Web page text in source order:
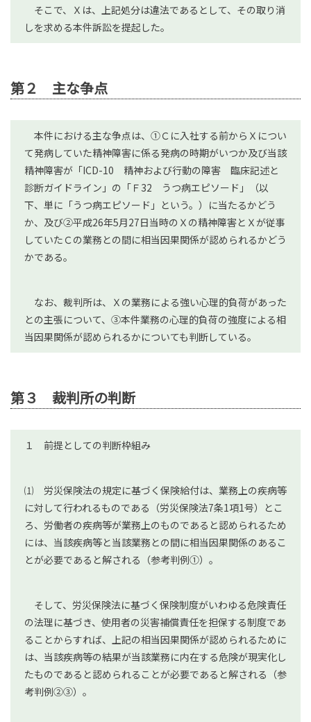
そこで、Ｘは、上記処分は違法であるとして、その取り消
しを求める本件訴訟を提起した。
第２ 主な争点
本件における主な争点は、①Ｃに入社する前からＸについ
て発病していた精神障害に係る発病の時期がいつか及び当該
精神障害が「ICD-10 精神および行動の障害 臨床記述と
診断ガイドライン」の「Ｆ32 うつ病エピソード」（以
下、単に「うつ病エピソード」という。）に当たるかどう
か、及び②平成26年5月27日当時のＸの精神障害とＸが従事
していたＣの業務との間に相当因果関係が認められるかどう
かである。
なお、裁判所は、Ｘの業務による強い心理的負荷があった
との主張について、③本件業務の心理的負荷の強度による相
当因果関係が認められるかについても判断している。
第３ 裁判所の判断
１ 前提としての判断枠組み
⑴ 労災保険法の規定に基づく保険給付は、業務上の疾病等
に対して行われるものである（労災保険法7条1項1号）とこ
ろ、労働者の疾病等が業務上のものであると認められるため
には、当該疾病等と当該業務との間に相当因果関係のあるこ
とが必要であると解される（参考判例①）。
そして、労災保険法に基づく保険制度がいわゆる危険責任
の法理に基づき、使用者の災害補償責任を担保する制度であ
ることからすれば、上記の相当因果関係が認められるために
は、当該疾病等の結果が当該業務に内在する危険が現実化し
たものであると認められることが必要であると解される（参
考判例②③）。